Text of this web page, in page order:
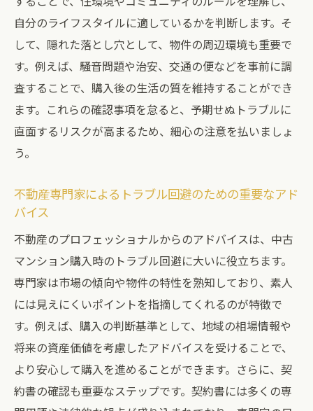
自分のライフスタイルに適しているかを判断します。そ
して、隠れた落とし穴として、物件の周辺環境も重要で
す。例えば、騒音問題や治安、交通の便などを事前に調
査することで、購入後の生活の質を維持することができ
ます。これらの確認事項を怠ると、予期せぬトラブルに
直面するリスクが高まるため、細心の注意を払いましょ
う。
不動産専門家によるトラブル回避のための重要なアド
バイス
不動産のプロフェッショナルからのアドバイスは、中古
マンション購入時のトラブル回避に大いに役立ちます。
専門家は市場の傾向や物件の特性を熟知しており、素人
には見えにくいポイントを指摘してくれるのが特徴で
す。例えば、購入の判断基準として、地域の相場情報や
将来の資産価値を考慮したアドバイスを受けることで、
より安心して購入を進めることができます。さらに、契
約書の確認も重要なステップです。契約書には多くの専